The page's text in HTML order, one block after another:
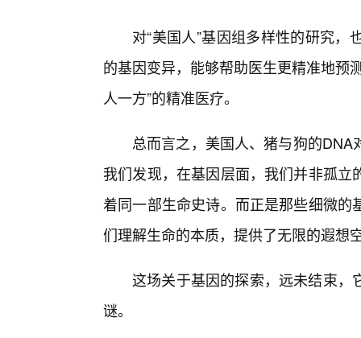
对“美国人”基因组多样性的研究
的基因变异，能够帮助医生更精准地预
人一方”的精准医疗。
总而言之，美国人、猪与狗的
我们发现，在基因层面，我们并非孤
着同一部生命史诗。而正是那些细微
们理解生命的本质，提供了无限的遐想
这场关于基因的探索，远未结束，
谜。